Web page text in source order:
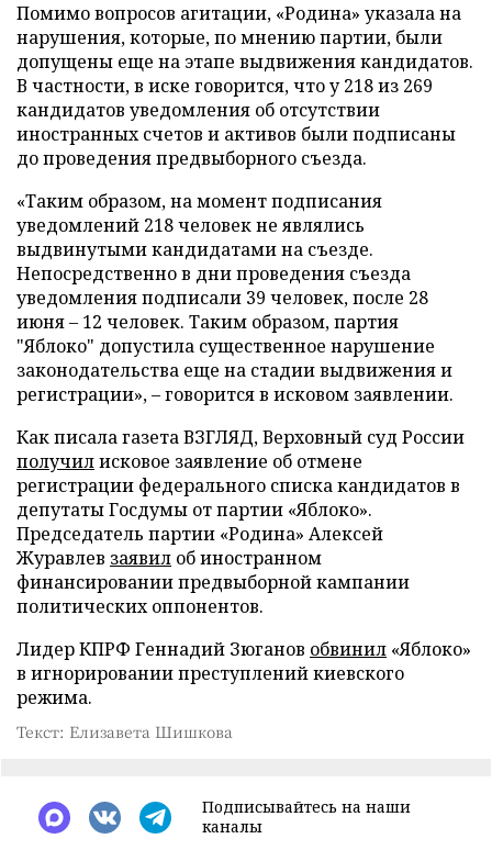
Помимо вопросов агитации, «Родина» указала на
нарушения, которые, по мнению партии, были
допущены еще на этапе выдвижения кандидатов.
В частности, в иске говорится, что у 218 из 269
кандидатов уведомления об отсутствии
иностранных счетов и активов были подписаны
до проведения предвыборного съезда.
«Таким образом, на момент подписания
уведомлений 218 человек не являлись
выдвинутыми кандидатами на съезде.
Непосредственно в дни проведения съезда
уведомления подписали 39 человек, после 28
июня – 12 человек. Таким образом, партия
"Яблоко" допустила существенное нарушение
законодательства еще на стадии выдвижения и
регистрации», – говорится в исковом заявлении.
Как писала газета ВЗГЛЯД, Верховный суд России
получилисковое заявление об отмене
регистрации федерального списка кандидатов в
депутаты Госдумы от партии «Яблоко».
Председатель партии «Родина» Алексей
Журавлев заявил об иностранном
финансировании предвыборной кампании
политических оппонентов.
Лидер КПРФ Геннадий Зюганов обвинил «Яблоко»
в игнорировании преступлений киевского
режима.
Текст: Елизавета Шишкова
Подписывайтесь на наши
каналы